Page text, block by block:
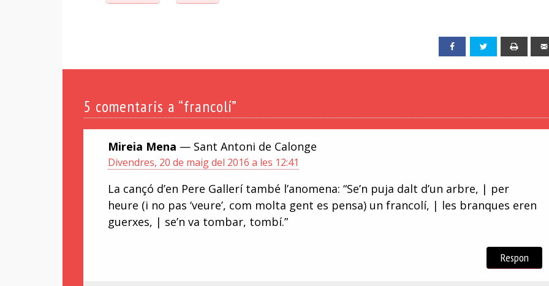
Facebook Twitter
5 comentaris a “francolí”
Mireia Mena — Sant Antoni de Calonge
Divendres, 20 de maig del 2016 a les 12:41
La cançó d’en Pere Gallerí també l’anomena: “Se’n puja dalt d’un arbre, | per
heure (i no pas ‘veure’, com molta gent es pensa) un francolí, | les branques eren
guerxes, | se’n va tombar, tombí.”
Respon